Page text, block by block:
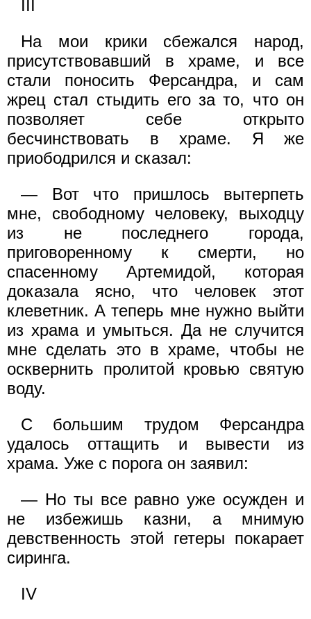
На мои крики сбежался народ,
присутствовавший в храме, и все
стали поносить Ферсандра, и сам
жрец стал стыдить его за то, что он
позволяет себе открыто
бесчинствовать в храме. Я же
приободрился и сказал:
— Вот что пришлось вытерпеть
мне, свободному человеку, выходцу
из не последнего города,
приговоренному к смерти, но
спасенному Артемидой, которая
доказала ясно, что человек этот
клеветник. А теперь мне нужно выйти
из храма и умыться. Да не случится
мне сделать это в храме, чтобы не
осквернить пролитой кровью святую
воду.
С большим трудом Ферсандра
удалось оттащить и вывести из
храма. Уже с порога он заявил:
— Но ты все равно уже осужден и
не избежишь казни, а мнимую
девственность этой гетеры покарает
сиринга.
IV